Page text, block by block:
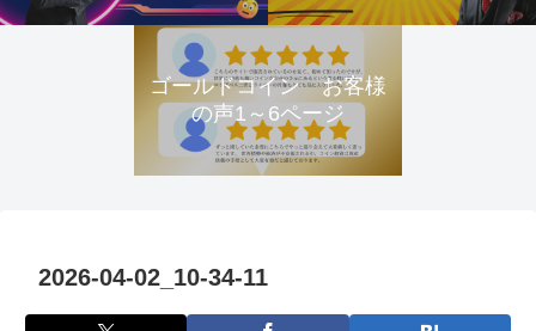
ゴールドコイン お客様
の声1～6ページ
2026-04-02_10-34-11